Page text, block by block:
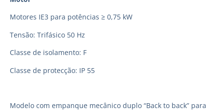
Motores IE3 para potências ≥ 0,75 kW
Tensão: Trifásico 50 Hz
Classe de isolamento: F
Classe de protecção: IP 55
Modelo com empanque mecânico duplo “Back to back” para